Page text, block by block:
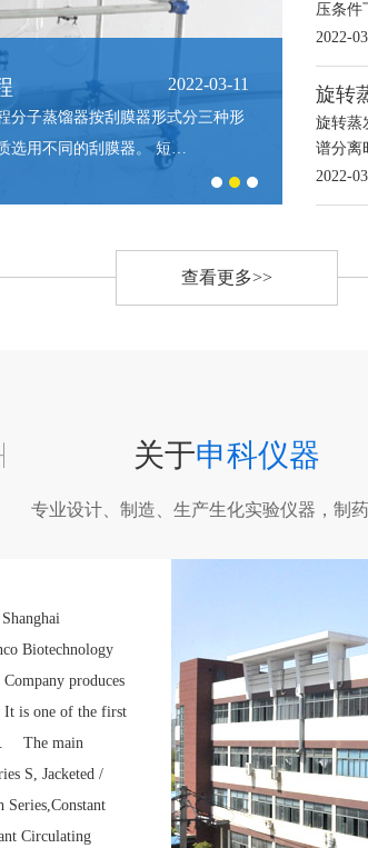
2022-03-11
分子蒸馏器按刮膜器形式分三种形
选用不同的刮膜器。 短…
压条件
2022-
旋转
旋转蒸
谱分离
2022-
查看更多>>
关于申科仪器
专业设计、制造、生产生化实验仪器，制药
Biotechnology
produces
It is one of the first
The main
S, Jacketed /
Series,Constant
Circulating